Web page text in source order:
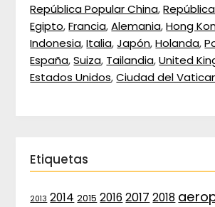
República Popular China,
Egipto,Francia,Alemania,Hong
Indonesia,Italia,Japón,Holanda,
España,Suiza, Tailandia,United
Estados Unidos,Ciudad del
Etiquetas
2013 2014 2015 2016 2017 2018